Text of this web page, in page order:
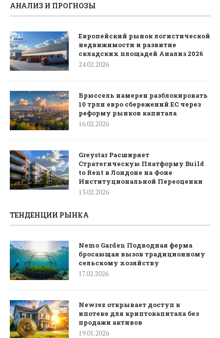
АНАЛИЗ И ПРОГНОЗЫ
Европейский рынок логистической
недвижимости и развитие
складских площадей Анализ 2026
24.02.2026
Брюссель намерен разблокировать
10 трлн евро сбережений ЕС через
реформу рынков капитала
16.02.2026
Greystar Расширяет
Стратегическую Платформу Build
to Rent в Лондоне на Фоне
Институциональной Переоценки
13.02.2026
ТЕНДЕНЦИИ РЫНКА
Nemo Garden Подводная ферма
бросающая вызов традиционному
сельскому хозяйству
17.02.2026
Newrez открывает доступ к
ипотеке для криптокапитала без
продажи активов
19.01.2026